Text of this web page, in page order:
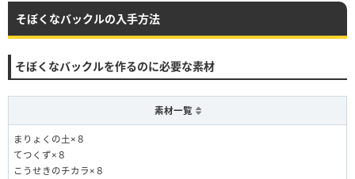
そぼくなバックルの入手方法
そぼくなバックルを作るのに必要な素材
素材一覧
まりょくの土×８
てつくず×８
こうせきのチカラ×８